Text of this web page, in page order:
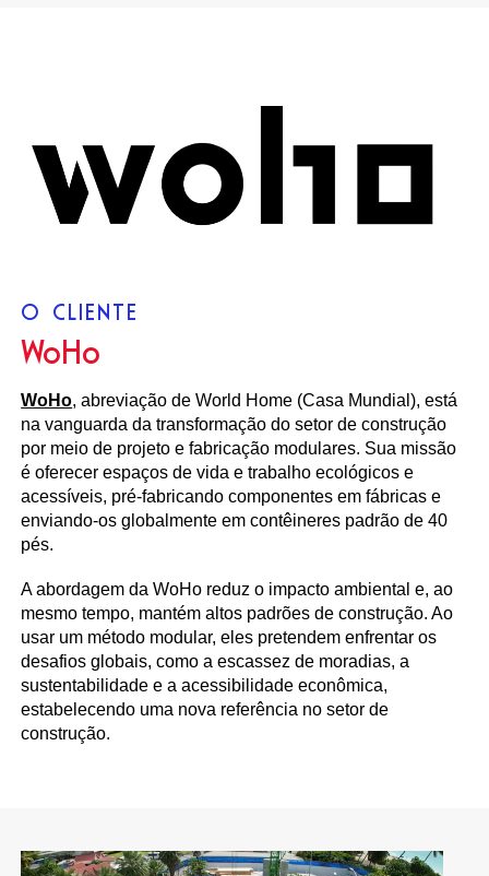
O CLIENTE
WoHo
WoHo, abreviação de World Home (Casa Mundial), está
na vanguarda da transformação do setor de construção
por meio de projeto e fabricação modulares. Sua missão
é oferecer espaços de vida e trabalho ecológicos e
acessíveis, pré-fabricando componentes em fábricas e
enviando-os globalmente em contêineres padrão de 40
pés.
A abordagem da WoHo reduz o impacto ambiental e, ao
mesmo tempo, mantém altos padrões de construção. Ao
usar um método modular, eles pretendem enfrentar os
desafios globais, como a escassez de moradias, a
sustentabilidade e a acessibilidade econômica,
estabelecendo uma nova referência no setor de
construção.